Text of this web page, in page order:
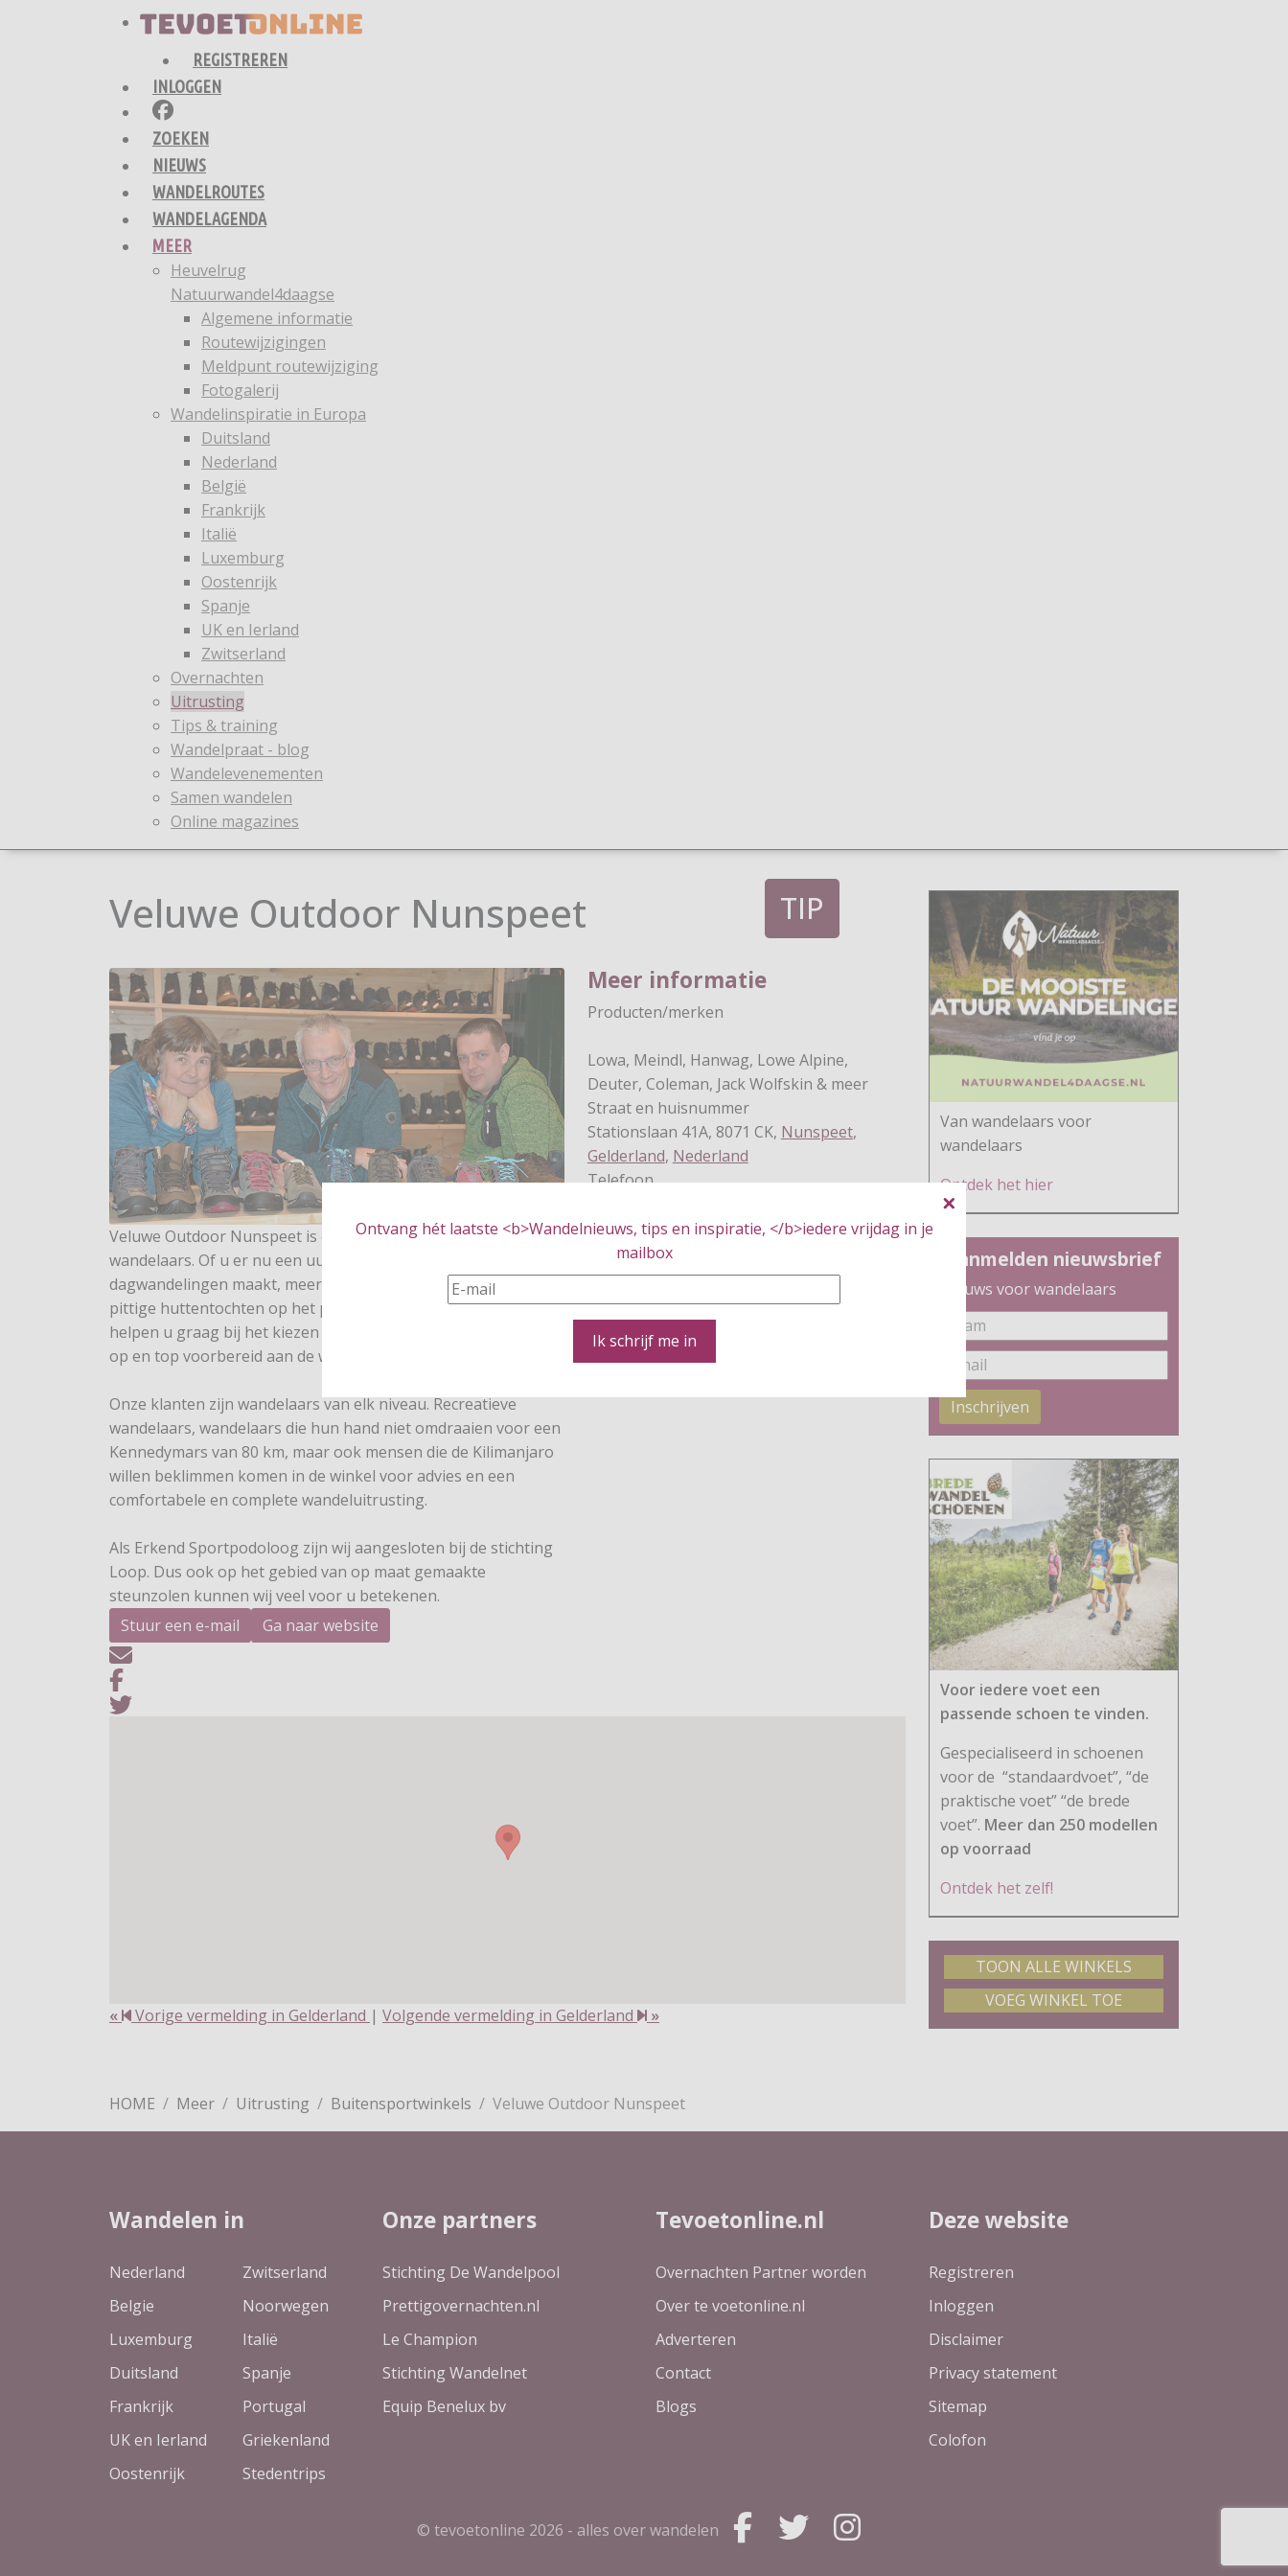
Ontvang hét laatste <b>Wandelnieuws, tips en inspiratie, </b>iedere vrijdag in je
mailbox
Ik schrijf me in
REGISTREREN
INLOGGEN
ZOEKEN
NIEUWS
WANDELROUTES
WANDELAGENDA
MEER
Heuvelrug
Natuurwandel4daagse
Algemene informatie
Routewijzigingen
Meldpunt routewijziging
Fotogalerij
Wandelinspiratie in Europa
Duitsland
Nederland
België
Frankrijk
Italië
Luxemburg
Oostenrijk
Spanje
UK en Ierland
Zwitserland
Overnachten
Uitrusting
Tips & training
Wandelpraat - blog
Wandelevenementen
Samen wandelen
Online magazines
Veluwe Outdoor Nunspeet TIP
Veluwe Outdoor Nunspeet is een wandelspeciaalzaak voor alle
wandelaars. Of u er nu een uurtje op uit trekt, lange
dagwandelingen maakt, meerdaagse wandelvakanties doet of
pittige huttentochten op het programma hebt staan: wij
helpen u graag bij het kiezen van de juiste uitrusting, zodat u
op en top voorbereid aan de wandel kunt.
Onze klanten zijn wandelaars van elk niveau. Recreatieve
wandelaars, wandelaars die hun hand niet omdraaien voor een
Kennedymars van 80 km, maar ook mensen die de Kilimanjaro
willen beklimmen komen in de winkel voor advies en een
comfortabele en complete wandeluitrusting.
Als Erkend Sportpodoloog zijn wij aangesloten bij de stichting
Loop. Dus ook op het gebied van op maat gemaakte
steunzolen kunnen wij veel voor u betekenen.
Meer informatie
Producten/merken
Lowa, Meindl, Hanwag, Lowe Alpine,
Deuter, Coleman, Jack Wolfskin & meer
Straat en huisnummer
Stationslaan 41A, 8071 CK, Nunspeet,
Gelderland, Nederland
Telefoon
Stuur een e-mail Ga naar website
« Vorige vermelding in Gelderland | Volgende vermelding in Gelderland »
Van wandelaars voor
wandelaars
Ontdek het hier
Aanmelden nieuwsbrief
Nieuws voor wandelaars
Inschrijven
Voor iedere voet een
passende schoen te vinden.
Gespecialiseerd in schoenen
voor de “standaardvoet”, “de
praktische voet” “de brede
voet”. Meer dan 250 modellen
op voorraad
Ontdek het zelf!
TOON ALLE WINKELS
VOEG WINKEL TOE
HOME Meer Uitrusting Buitensportwinkels Veluwe Outdoor Nunspeet
Wandelen in
Nederland
Belgie
Luxemburg
Duitsland
Frankrijk
UK en Ierland
Oostenrijk
Zwitserland
Noorwegen
Italië
Spanje
Portugal
Griekenland
Stedentrips
Onze partners
Stichting De Wandelpool
Prettigovernachten.nl
Le Champion
Stichting Wandelnet
Equip Benelux bv
Tevoetonline.nl
Overnachten Partner worden
Over te voetonline.nl
Adverteren
Contact
Blogs
Deze website
Registreren
Inloggen
Disclaimer
Privacy statement
Sitemap
Colofon
© tevoetonline 2026 - alles over wandelen